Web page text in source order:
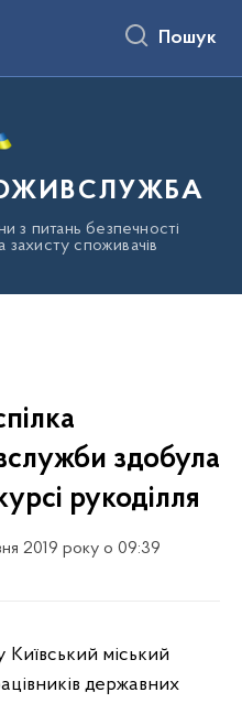
Пошук
з питань безпечності
захисту споживачів
здобула
рукоділля
2019 року о 09:39
державних